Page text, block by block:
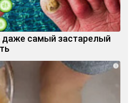
даже самый застарелый
i